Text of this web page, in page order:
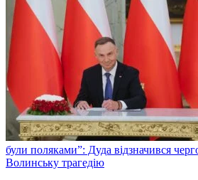
були поляками”: Дуда відзначився
Волинську трагедію